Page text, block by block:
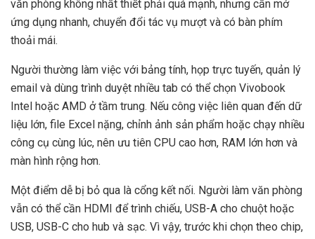
văn phòng không nhất thiết phải quá mạnh, nhưng cần mở
ứng dụng nhanh, chuyển đổi tác vụ mượt và có bàn phím
thoải mái.
Người thường làm việc với bảng tính, họp trực tuyến, quản lý
email và dùng trình duyệt nhiều tab có thể chọn Vivobook
Intel hoặc AMD ở tầm trung. Nếu công việc liên quan đến dữ
liệu lớn, file Excel nặng, chỉnh ảnh sản phẩm hoặc chạy nhiều
công cụ cùng lúc, nên ưu tiên CPU cao hơn, RAM lớn hơn và
màn hình rộng hơn.
Một điểm dễ bị bỏ qua là cổng kết nối. Người làm văn phòng
vẫn có thể cần HDMI để trình chiếu, USB-A cho chuột hoặc
USB, USB-C cho hub và sạc. Vì vậy, trước khi chọn theo chip,